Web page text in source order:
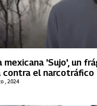
, 2024
mexicana 'Sujo', un
contra el narcotráfico